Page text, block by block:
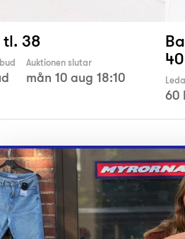
tl. 38
Auktionen slutar
mån 10 aug 18:10
40
60